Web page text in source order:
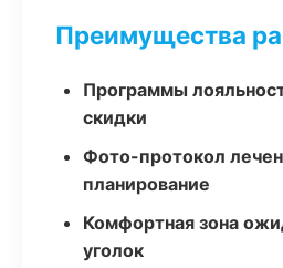
Преимущества
Программы
скидки
Фото-протокол
планирование
Комфортная зона
уголок